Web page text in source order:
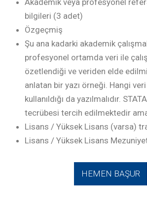
Akademik veya profesyonel
bilgileri (3 adet)
Özgeçmiş
Şu ana kadarki akademik
profesyonel ortamda veri ile
özetlendiği ve veriden elde
anlatan bir yazı örneği. Hangi
kullanıldığı da yazılmalıdır.
tecrübesi tercih edilmektedir
Lisans / Yüksek Lisans (varsa)
Lisans / Yüksek Lisans
HEMEN BAŞUR